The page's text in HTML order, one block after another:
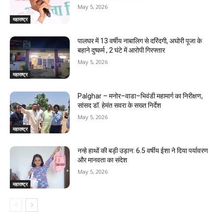
महाराष्ट्र
May 5, 2026
महाराष्ट्र
पालघर में 13 वर्षीय नाबालिग से दरिंदगी, अघोरी पूजा के
बहाने दुष्कर्म , 2 घंटे में आरोपी गिरफ्तार
May 5, 2026
महाराष्ट्र
Palghar – मनोर–वाडा–भिवंडी महामार्ग का निरीक्षण,
सांसद डॉ. हेमंत सवरा के सख्त निर्देश
May 5, 2026
महाराष्ट्र
नन्हे हाथों की बड़ी उड़ान: 6.5 वर्षीय ईशा ने दिया पर्यावरण
और मानवता का संदेश
May 5, 2026